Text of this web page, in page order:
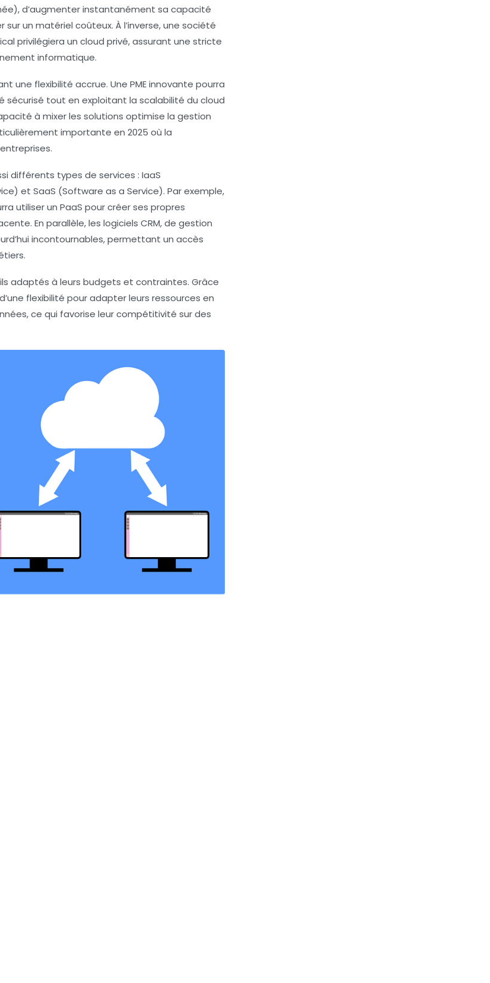
d’augmenter instantanément sa capacité
un matériel coûteux. À l’inverse, une société
privilégiera un cloud privé, assurant une stricte
informatique.
une flexibilité accrue. Une PME innovante pourra
sécurisé tout en exploitant la scalabilité du cloud
à mixer les solutions optimise la gestion
importante en 2025 où la
différents types de services : IaaS
et SaaS (Software as a Service). Par exemple,
utiliser un PaaS pour créer ses propres
En parallèle, les logiciels CRM, de gestion
incontournables, permettant un accès
adaptés à leurs budgets et contraintes. Grâce
flexibilité pour adapter leurs ressources en
ce qui favorise leur compétitivité sur des